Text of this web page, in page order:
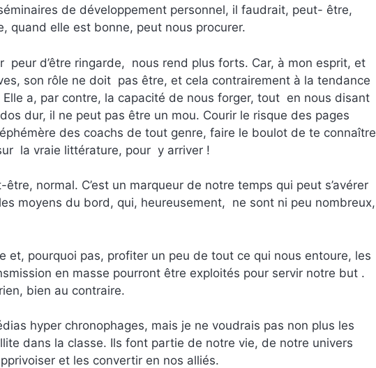
de développement personnel, il faudrait, peut- être,
quand elle est bonne, peut nous procurer.
peur d’être ringarde, nous rend plus forts. Car, à mon esprit, et
son rôle ne doit pas être, et cela contrairement à la tendance
a, par contre, la capacité de nous forger, tout en nous disant
dur, il ne peut pas être un mou. Courir le risque des pages
des coachs de tout genre, faire le boulot de te connaître
la vraie littérature, pour y arriver !
normal. C’est un marqueur de notre temps qui peut s’avérer
moyens du bord, qui, heureusement, ne sont ni peu nombreux,
et, pourquoi pas, profiter un peu de tout ce qui nous entoure, les
en masse pourront être exploités pour servir notre but .
bien au contraire.
hyper chronophages, mais je ne voudrais pas non plus les
dans la classe. Ils font partie de notre vie, de notre univers
et les convertir en nos alliés.